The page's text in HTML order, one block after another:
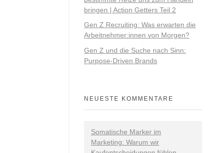
bringen | Action Getters Teil 2
Gen Z Recruiting: Was erwarten die
Arbeitnehmer:innen von Morgen?
Gen Z und die Suche nach Sinn:
Purpose-Driven Brands
NEUESTE KOMMENTARE
Somatische Marker im
Marketing: Warum wir